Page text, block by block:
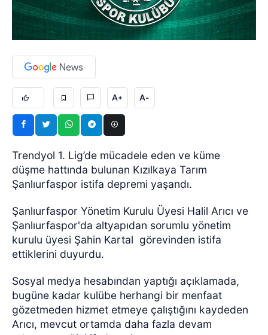
A+ A-
Trendyol 1. Lig’de mücadele eden ve küme
düşme hattında bulunan Kızılkaya Tarım
Şanlıurfaspor istifa depremi yaşandı.
Şanlıurfaspor Yönetim Kurulu Üyesi Halil Arıcı ve
Şanlıurfaspor'da altyapıdan sorumlu yönetim
kurulu üyesi Şahin Kartal görevinden istifa
ettiklerini duyurdu.
Sosyal medya hesabından yaptığı açıklamada,
bugüne kadar kulübe herhangi bir menfaat
gözetmeden hizmet etmeye çalıştığını kaydeden
Arıcı, mevcut ortamda daha fazla devam